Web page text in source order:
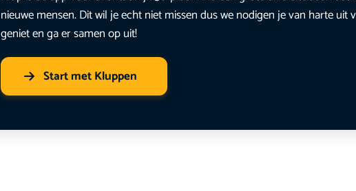
nieuwe mensen. Dit wil je echt niet missen dus we nodigen je van harte
geniet en ga er samen op uit!
Start met Kluppen